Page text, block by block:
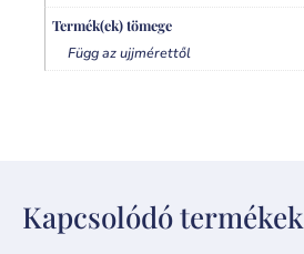
Termék(ek) tömege
Függ az ujjmérettől
Kapcsolódó termékek